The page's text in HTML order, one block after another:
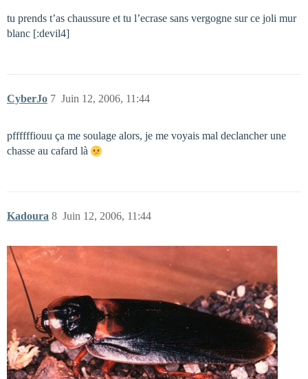
tu prends t’as chaussure et tu l’ecrase sans vergogne sur ce joli mur
blanc [:devil4]
CyberJo Juin 12, 2006, 11:44
7
pffffffiouu ça me soulage alors, je me voyais mal declancher une
chasse au cafard là
Kadoura Juin 12, 2006, 11:44
8